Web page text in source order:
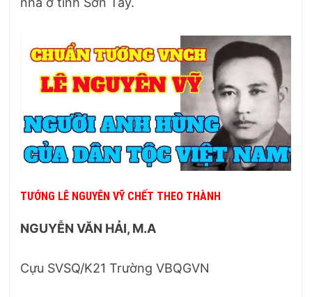
TƯỚNG LÊ NGUYÊN VỸ CHẾT THEO THÀNH
NGUYỄN VĂN HẢI, M.A
Cựu SVSQ/K21 Trường VBQGVN